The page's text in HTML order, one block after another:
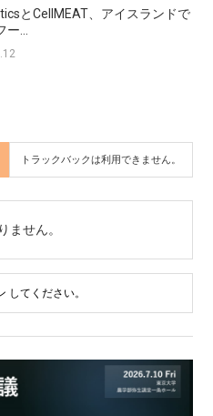
とCellMEAT、アイスランドで
...
トラックバックは利用できません。
ません。
してください。